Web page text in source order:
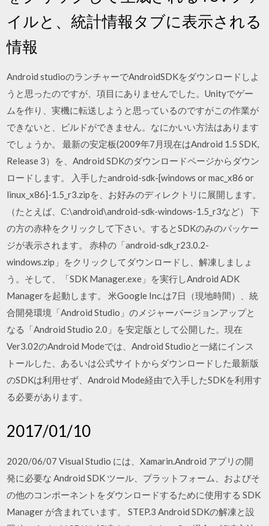
イルと、統計情報タブに表示される
情報
Android studioのランチャーでAndroidSDKをダウンロードしよ
うと思ったのですが、項目にありませんでした。Unityでゲー
ムを作り、実機に転送しようと思っているのですがこの作業が
できないと、ビルドができません。なにかいい方法はあります
でしょうか。 最新の安定板(2009年7月現在はAndroid 1.5 SDK,
Release 3）を、Android SDKのダウンロードページからダウン
ロードします。 入手したandroid-sdk-[windows or mac_x86 or
linux_x86]-1.5_r3.zipを、お好みのディレクトリに展開します。
（たとえば、C:\android\android-sdk-windows-1.5_r3など） 下
の方の赤枠をクリックして下さい。するとSDKのみのパッケー
ジが表示されます。 赤枠の「android-sdk_r23.0.2-
windows.zip」をクリックしてダウンロードし、解凍しましょ
う。そして、「SDK Manager.exe」を実行しAndroid ADK
Managerを起動します。 米Google Inc.は7日（現地時間）、統
合開発環境「Android Studio」のメジャーバージョンアップと
なる「Android Studio 2.0」を安定版として公開した。現在
Ver3.02のAndroid Modeでは、Android Studioと一緒にインス
トールした、あるいは公式サイトからダウンロードした最新版
のSDKは利用せず、Android Mode経由で入手したSDKを利用す
る必要があります。
2017/01/10
2020/06/07 Visual Studio には、Xamarin.Android アプリの開
発に必要な Android SDK ツール、プラットフォーム、およびそ
の他のコンポーネントをダウンロードするために使用する SDK
Manager が含まれています。 STEP.3 Android SDKの解凍と設